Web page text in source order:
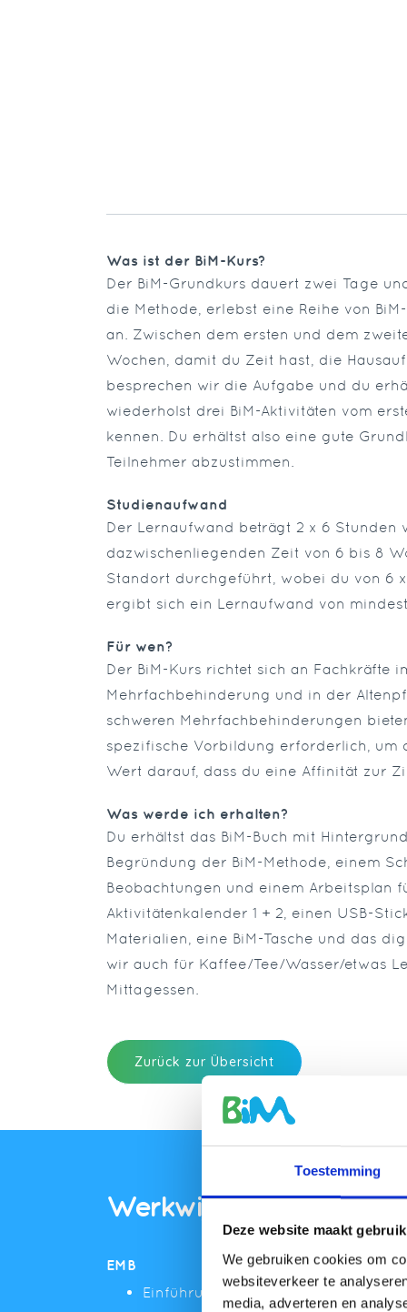
Toestemming
Deze website maakt
We gebruiken cookies om
websiteverkeer te
media, adverteren en
Was ist der BiM-Kurs?
Der BiM-Grundkurs dauert zwei Tage
die Methode, erlebst eine Reihe von
an. Zwischen dem ersten und dem
Wochen, damit du Zeit hast, die
besprechen wir die Aufgabe und du
wiederholst drei BiM-Aktivitäten vom
kennen. Du erhältst also eine gute
Teilnehmer abzustimmen.
Studienaufwand
Der Lernaufwand beträgt 2 x 6 Stunden
dazwischenliegenden Zeit von 6 bis 8
Standort durchgeführt, wobei du von 6
ergibt sich ein Lernaufwand von
Für wen?
Der BiM-Kurs richtet sich an Fachkräfte
Mehrfachbehinderung und in der
schweren Mehrfachbehinderungen
spezifische Vorbildung erforderlich, um
Wert darauf, dass du eine Affinität zur
Was werde ich erhalten?
Du erhältst das BiM-Buch mit
Begründung der BiM-Methode, einem
Beobachtungen und einem Arbeitsplan
Aktivitätenkalender 1 + 2, einen USB-
Materialien, eine BiM-Tasche und das
wir auch für Kaffee/Tee/Wasser/etwas
Mittagessen.
Zurück zur Übersicht
Werkwijze
EMB
Einführung